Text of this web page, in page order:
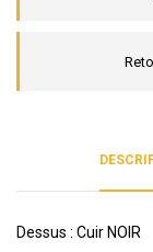
Dessus : Cuir NOIR